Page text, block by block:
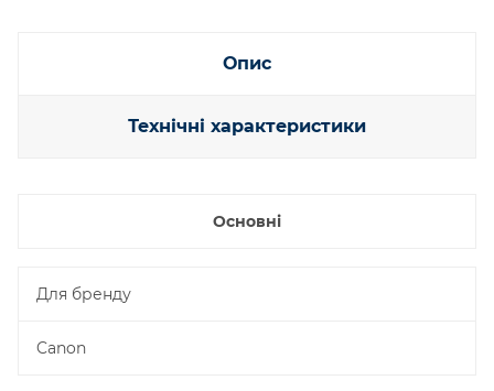
Опис
Технічні характеристики
Основні
Для бренду
Canon